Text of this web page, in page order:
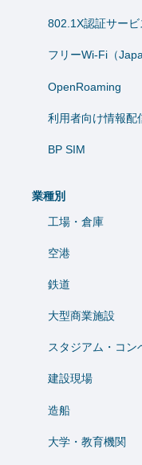
802.1X認証サービ
フリーWi-Fi（
OpenRoaming
利用者向け情報配
BP SIM
業種別
工場・倉庫
空港
鉄道
大型商業施設
スタジアム・コン
建設現場
造船
⼤学・教育機関